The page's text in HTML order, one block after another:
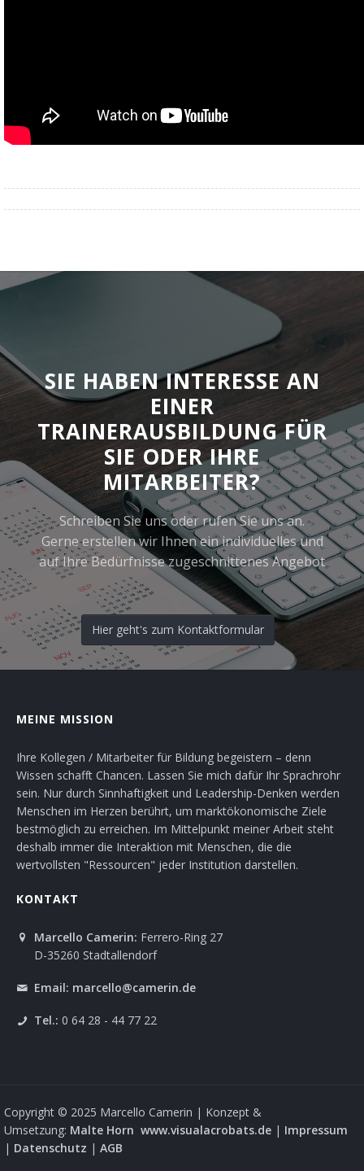
SIE HABEN INTERESSE AN
EINER
TRAINERAUSBILDUNG FÜR
SIE ODER IHRE
MITARBEITER?
Schreiben Sie uns oder rufen Sie uns an.
Gerne erstellen wir Ihnen ein individuelles und
auf Ihre Bedürfnisse zugeschnittenes Angebot
Hier geht's zum Kontaktformular
MEINE MISSION
Ihre Kollegen / Mitarbeiter für Bildung begeistern – denn
Wissen schafft Chancen. Lassen Sie mich dafür Ihr Sprachrohr
sein. Nur durch Sinnhaftigkeit und Leadership-Denken werden
Menschen im Herzen berührt, um marktökonomische Ziele
bestmöglich zu erreichen. Im Mittelpunkt meiner Arbeit steht
deshalb immer die Interaktion mit Menschen, die die
wertvollsten "Ressourcen" jeder Institution darstellen.
KONTAKT
Marcello Camerin: Ferrero-Ring 27
D-35260 Stadtallendorf
Email: marcello@camerin.de
Tel.: 0 64 28 - 44 77 22
Copyright © 2025 Marcello Camerin | Konzept &
Umsetzung: Malte Horn www.visualacrobats.de | Impressum
| Datenschutz | AGB